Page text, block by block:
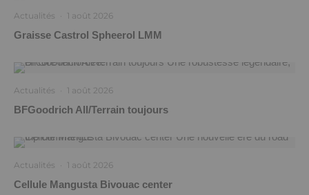
Actualités · 1 août 2026
Graisse Castrol Spheerol LMM
Actualités · 1 août 2026
BFGoodrich All/Terrain toujours
Actualités · 1 août 2026
Cellule Mangusta Bivouac center